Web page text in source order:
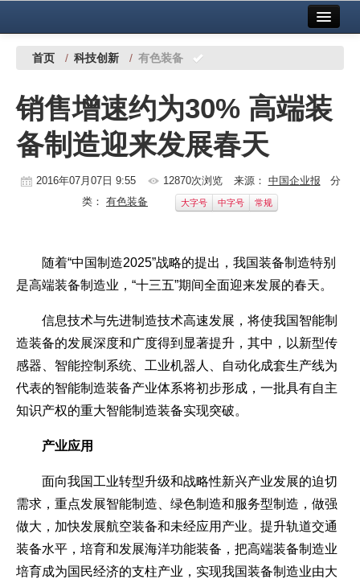
中国有色金属报社主办 广告服务
铜镍铅锌
铝
稀有稀土
镁钛
地矿 建设
党建工作
企业文化
《资源再生》杂志
行情报价
数字报
首页 / 科技创新 / 有色装备
销售增速约为30% 高端装
备制造迎来发展春天
2016年07月07日 9:55 12870次浏览 来源： 中国企业报 分
类： 有色装备 大字号 中字号 常规
随着“中国制造2025”战略的提出，我国装备制造特别
是高端装备制造业，“十三五”期间全面迎来发展的春天。
信息技术与先进制造技术高速发展，将使我国智能制
造装备的发展深度和广度得到显著提升，其中，以新型传
感器、智能控制系统、工业机器人、自动化成套生产线为
代表的智能制造装备产业体系将初步形成，一批具有自主
知识产权的重大智能制造装备实现突破。
产业应用
面向我国工业转型升级和战略性新兴产业发展的迫切
需求，重点发展智能制造、绿色制造和服务型制造，做强
做大，加快发展航空装备和未经应用产业。提升轨道交通
装备水平，培育和发展海洋功能装备，把高端装备制造业
培育成为国民经济的支柱产业，实现我国装备制造业由大